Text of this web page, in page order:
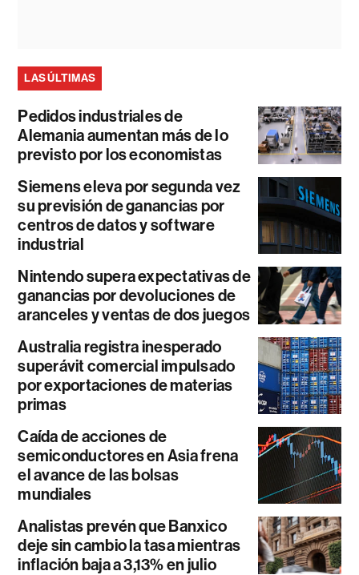
LAS ÚLTIMAS
Pedidos industriales de
Alemania aumentan más de lo
previsto por los economistas
Siemens eleva por segunda vez
su previsión de ganancias por
centros de datos y software
industrial
Nintendo supera expectativas de
ganancias por devoluciones de
aranceles y ventas de dos juegos
Australia registra inesperado
superávit comercial impulsado
por exportaciones de materias
primas
Caída de acciones de
semiconductores en Asia frena
el avance de las bolsas
mundiales
Analistas prevén que Banxico
deje sin cambio la tasa mientras
inflación baja a 3,13% en julio